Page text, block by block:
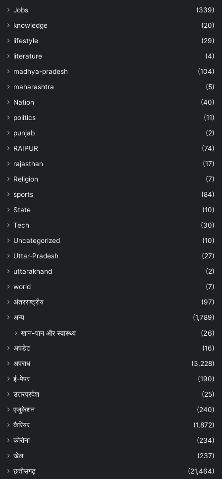
Jobs
(339)
knowledge
(20)
lifestyle
(29)
literature
(4)
madhya-pradesh
(104)
maharashtra
(5)
Nation
(40)
politics
(11)
punjab
(2)
RAIPUR
(74)
rajasthan
(17)
Religion
(7)
sports
(84)
State
(10)
Tech
(30)
Uncategorized
(10)
Uttar-Pradesh
(27)
uttarakhand
(2)
world
(7)
अंतरराष्ट्रीय
(97)
अन्‍य
(1,789)
खान-पान और स्वास्थ्य (26)
अपडेट
(16)
अपराध
(3,228)
ई-पेपर
(190)
उत्तरप्रदेश
(25)
एजुकेशन
(240)
कैरियर
(1,872)
कोरोना
(234)
खेल
(237)
छत्तीसगढ़
(21,464)